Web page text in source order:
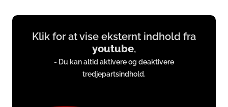
Display
content
www.youtube.com
Klik for at vise eksternt indhold fra
youtube,
- Du kan altid aktivere og deaktivere
tredjepartsindhold.